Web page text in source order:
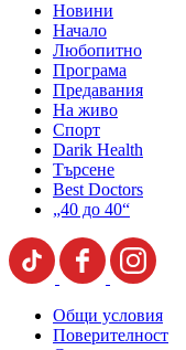
Новини
Начало
Любопитно
Програма
Предавания
На живо
Спорт
Darik Health
Търсене
Best Doctors
„40 до 40“
Общи условия
Поверителност